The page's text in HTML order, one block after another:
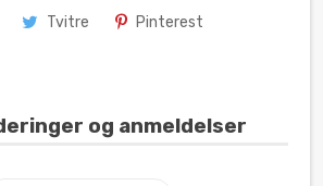
Tvitre Pinterest
og anmeldelser